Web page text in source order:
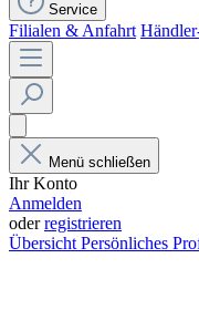
Service
Filialen & Anfahrt
Menü schließen
Ihr Konto
Anmelden
oderregistrieren
ÜbersichtPersönliches